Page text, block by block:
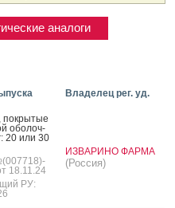
аналоги
Владелец рег. уд.
пок­ры­тые
обо­лоч­
20 или 30
18.11.24
РУ:
ИЗВАРИНО ФАРМА
(Россия)